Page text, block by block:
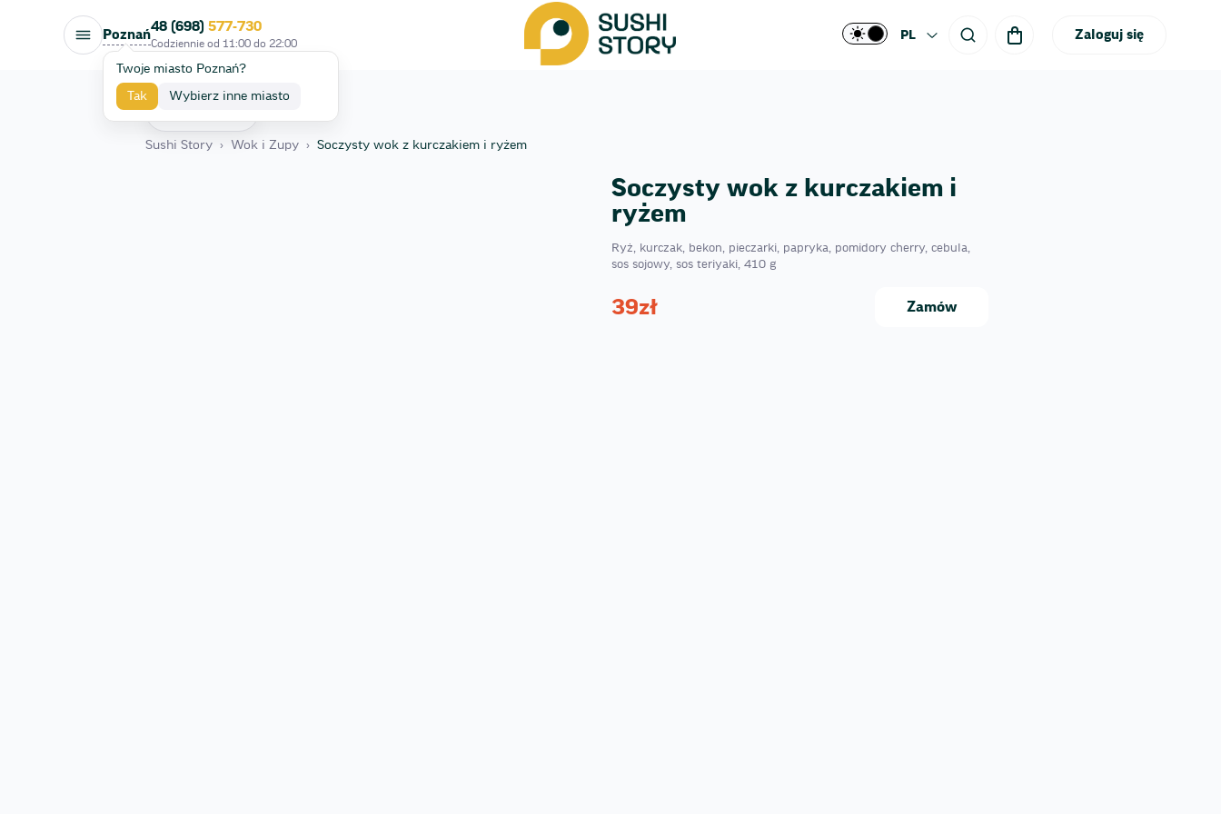
Poznań
Twoje miasto Poznań?
Tak Wybierz inne miasto
48 (698) 577-730
Codziennie od 11:00 do 22:00
PL Zaloguj się
Sushi Story › Wok i Zupy › Soczysty wok z kurczakiem i ryżem
Soczysty wok z kurczakiem i
ryżem
Ryż, kurczak, bekon, pieczarki, papryka, pomidory cherry, cebula,
sos sojowy, sos teriyaki, 410 g
39zł Zamów